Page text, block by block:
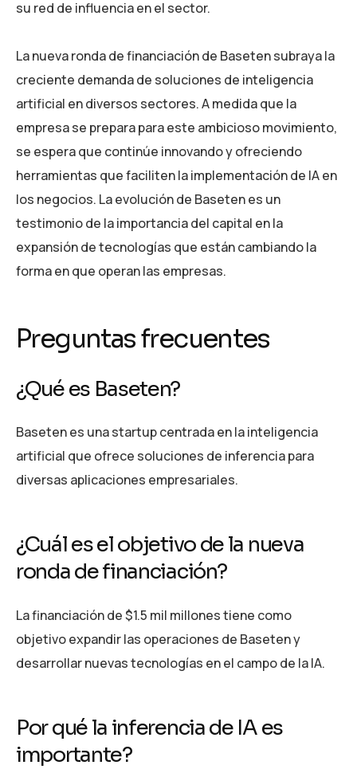
su red de influencia en el sector.
La nueva ronda de financiación de Baseten subraya la
creciente demanda de soluciones de inteligencia
artificial en diversos sectores. A medida que la
empresa se prepara para este ambicioso movimiento,
se espera que continúe innovando y ofreciendo
herramientas que faciliten la implementación de IA en
los negocios. La evolución de Baseten es un
testimonio de la importancia del capital en la
expansión de tecnologías que están cambiando la
forma en que operan las empresas.
Preguntas frecuentes
¿Qué es Baseten?
Baseten es una startup centrada en la inteligencia
artificial que ofrece soluciones de inferencia para
diversas aplicaciones empresariales.
¿Cuál es el objetivo de la nueva
ronda de financiación?
La financiación de $1.5 mil millones tiene como
objetivo expandir las operaciones de Baseten y
desarrollar nuevas tecnologías en el campo de la IA.
Por qué la inferencia de IA es
importante?